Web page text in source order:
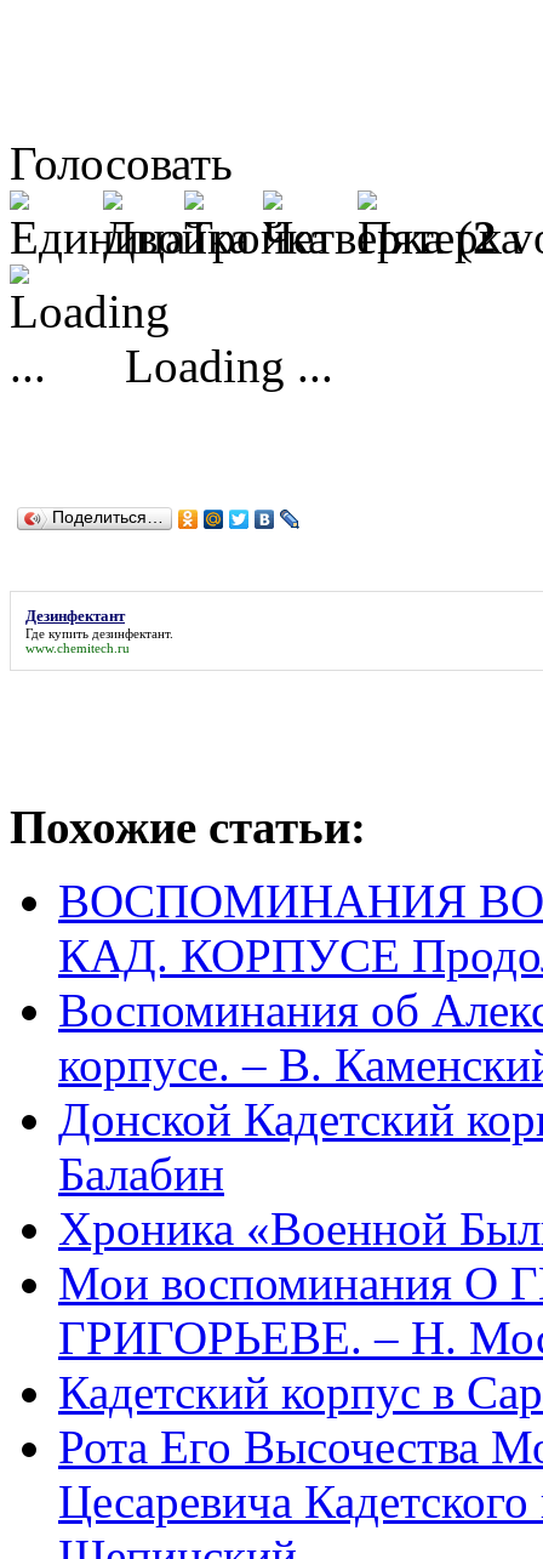
Голосовать
(2
Loading ...
Поделиться…
Дезинфектант
Где купить дезинфектант.
www.chemitech.ru
Похожие статьи:
ВОСПОМИНАНИЯ
КАД. КОРПУСЕ
Воспоминания об
корпусе. – В.
Донской Кадетский
Балабин
Хроника «Военной
Мои воспоминания
ГРИГОРЬЕВЕ. – Н.
Кадетский корпус в
Рота Его Высочества
Цесаревича